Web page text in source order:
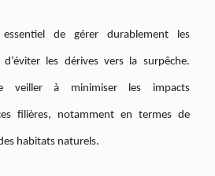
de gérer durablement les
les dérives vers la surpêche.
veiller à minimiser les impacts
filières, notamment en termes de
habitats naturels.